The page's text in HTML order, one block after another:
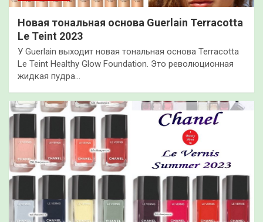
Новая тональная основа Guerlain Terracotta
Le Teint 2023
У Guerlain выходит новая тональная основа Terracotta
Le Teint Healthy Glow Foundation. Это революционная
жидкая пудра…